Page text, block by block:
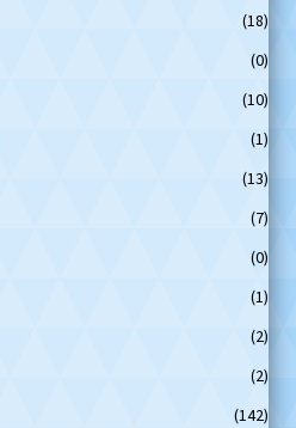
(18)
(0)
(10)
(1)
(13)
(7)
(0)
(1)
(2)
(2)
(142)